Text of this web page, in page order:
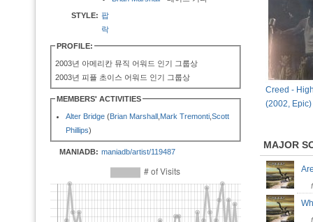
STYLE: 팝
락
PROFILE:
2003년 아메리칸 뮤직 어워드 인기 그룹상
2003년 피플 초이스 어워드 인기 그룹상
MEMBERS' ACTIVITIES
Alter Bridge (Brian Marshall Mark Tremonti Scott
Phillips)
MANIADB: maniadb/artist/119487
Creed -
(2002, Epic)
MAJOR